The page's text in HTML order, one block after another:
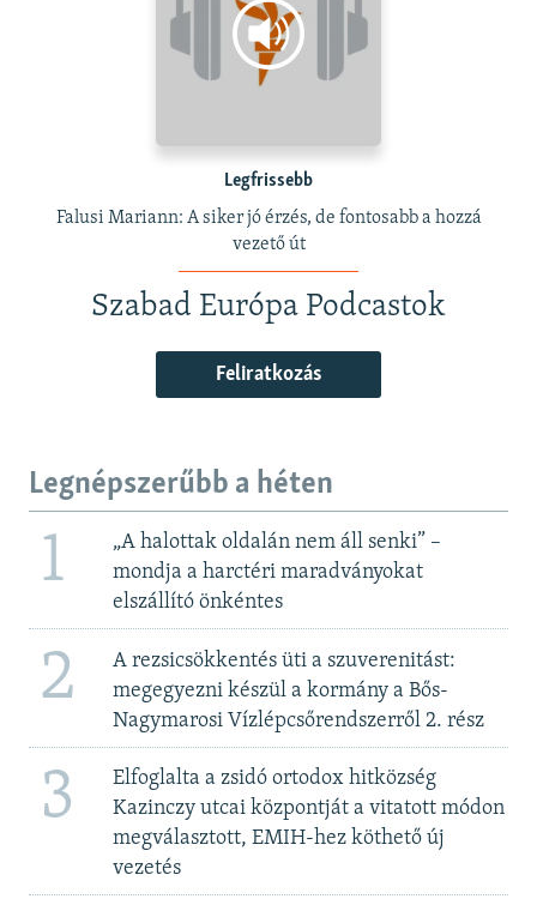
Legfrissebb
Falusi Mariann: A siker jó érzés, de fontosabb a hozzá
vezető út
Szabad Európa Podcastok
Feliratkozás
Legnépszerűbb a héten
1
„A halottak oldalán nem áll senki” –
mondja a harctéri maradványokat
elszállító önkéntes
2
A rezsicsökkentés üti a szuverenitást:
megegyezni készül a kormány a Bős-
Nagymarosi Vízlépcsőrendszerről 2. rész
3
Elfoglalta a zsidó ortodox hitközség
Kazinczy utcai központját a vitatott módon
megválasztott, EMIH-hez köthető új
vezetés